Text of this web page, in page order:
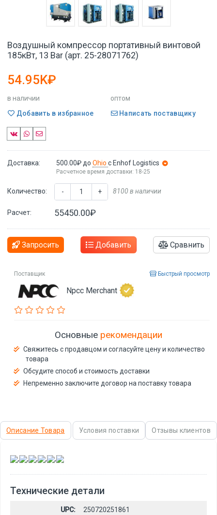
Воздушный компрессор портативный винтовой
185кВт, 13 Bar (арт. 25-28071762)
54.95K₽
в наличии
оптом
Добавить в избранное
Написать поставщику
Доставка: 500.00₽ до Ohio с Enhof Logistics
Расчетное время доставки: 18-25
Количество: - + 8100 в наличии
Расчет: 55450.00₽
Запросить Добавить Сравнить
Поставщик Быстрый просмотр
Npcc Merchant
Основные рекомендации
Свяжитесь с продавцом и согласуйте цену и количество
товара
Обсудите способ и стоимость доставки
Непременно заключите договор на поставку товара
Описание Товара Условия поставки Отзывы клиентов
, , , , ,
Технические детали
UPC: 250720251861